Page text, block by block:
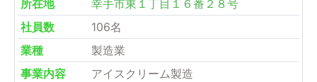
所在地
幸手市東１丁目１６番２８号
社員数
106名
業種
製造業
事業内容
アイスクリーム製造